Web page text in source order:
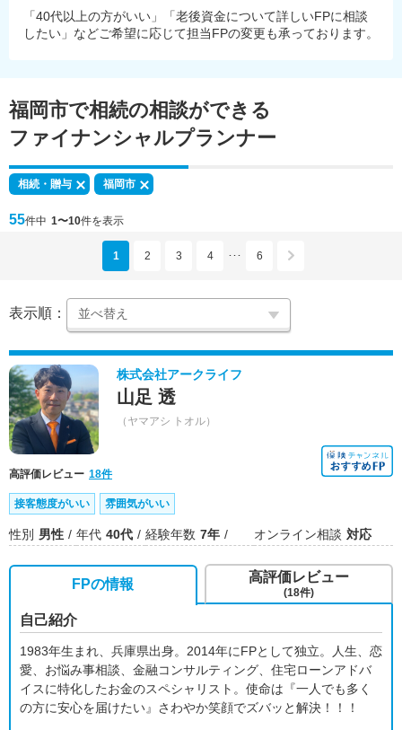
「40代以上の方がいい」「老後資金について詳しいFPに相談
したい」などご希望に応じて担当FPの変更も承っております。
福岡市で相続の相談ができる
ファイナンシャルプランナー
相続・贈与 福岡市
55件中 1〜10件を表示
1 2 3 4 ･･･ 6
表示順：
株式会社アークライフ
山足 透
（ヤマアシ トオル）
高評価レビュー 18件
接客態度がいい 雰囲気がいい
性別 男性 年代 40代 経験年数 7年 オンライン相談 対応
FPの情報
自己紹介
1983年生まれ、兵庫県出身。2014年にFPとして独立。人生、恋
愛、お悩み事相談、金融コンサルティング、住宅ローンアドバ
イスに特化したお金のスペシャリスト。使命は『一人でも多く
の方に安心を届けたい』さわやか笑顔でズバッと解決！！！
高評価レビュー
(18件)